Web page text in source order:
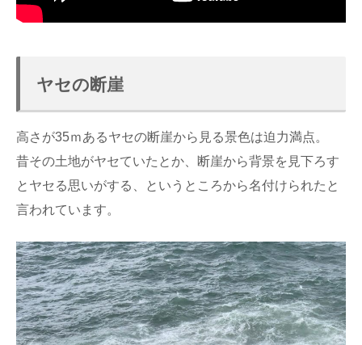
ヤセの断崖
高さが35ｍあるヤセの断崖から見る景色は迫力満点。
昔その土地がヤセていたとか、断崖から背景を見下ろす
とヤセる思いがする、というところから名付けられたと
言われています。